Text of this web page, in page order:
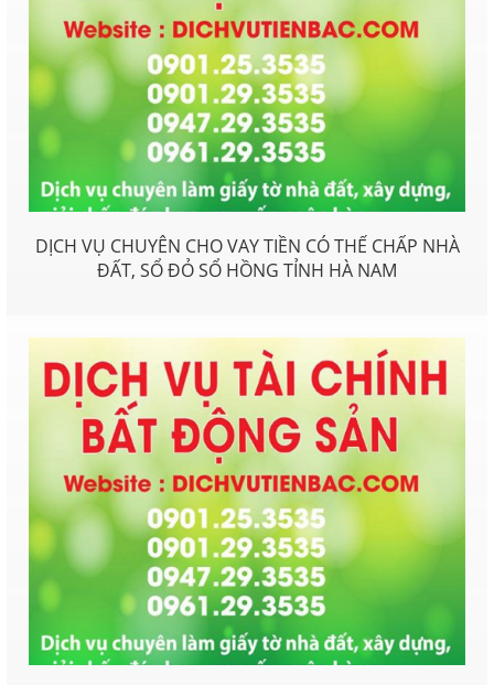
DỊCH VỤ CHUYÊN CHO VAY TIỀN CÓ THẾ CHẤP NHÀ
ĐẤT, SỔ ĐỎ SỔ HỒNG TỈNH HÀ NAM